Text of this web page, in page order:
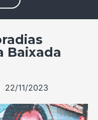
Baixada
22/11/2023